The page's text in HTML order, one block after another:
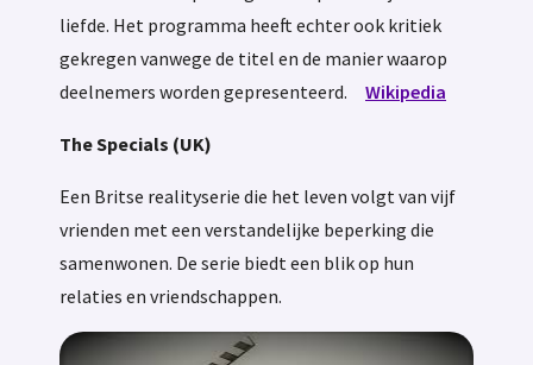
liefde. Het programma heeft echter ook kritiek
gekregen vanwege de titel en de manier waarop
deelnemers worden gepresenteerd.
Wikipedia
The Specials (UK)
Een Britse realityserie die het leven volgt van vijf
vrienden met een verstandelijke beperking die
samenwonen. De serie biedt een blik op hun
relaties en vriendschappen.